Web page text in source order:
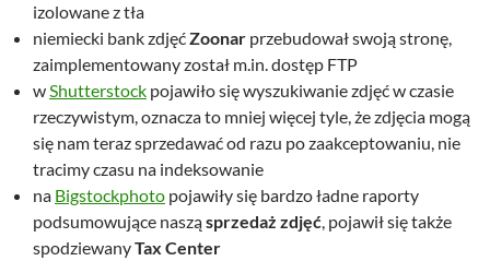
izolowane z tła
niemiecki bank zdjęćZoonar przebudował swoją stronę,
zaimplementowany został m.in. dostęp FTP
wShutterstock pojawiło się wyszukiwanie zdjęć w czasie
rzeczywistym, oznacza to mniej więcej tyle, że zdjęcia mogą
się nam teraz sprzedawać od razu po zaakceptowaniu, nie
tracimy czasu na indeksowanie
na Bigstockphoto pojawiły się bardzo ładne raporty
podsumowujące nasząsprzedaż zdjęć, pojawił się także
spodziewanyTax Center